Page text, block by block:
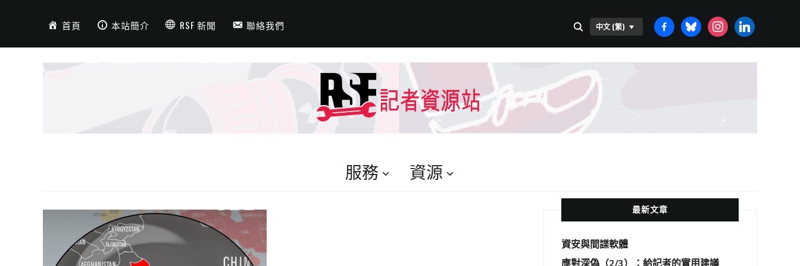
首頁 本站簡介 RSF 新聞 聯絡我們 中文 (繁)
FACEBOOK-
ALT
BLUESKYINSTAGRAMLINKEDIN
服務 資源
最新文章
資安與間諜軟體
應對深偽（2/3）：給記者的實用建議